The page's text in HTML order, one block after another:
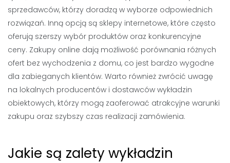
sprzedawców, którzy doradzą w wyborze odpowiednich
rozwiązań. Inną opcją są sklepy internetowe, które często
oferują szerszy wybór produktów oraz konkurencyjne
ceny. Zakupy online dają możliwość porównania różnych
ofert bez wychodzenia z domu, co jest bardzo wygodne
dla zabieganych klientów. Warto również zwrócić uwagę
na lokalnych producentów i dostawców wykładzin
obiektowych, którzy mogą zaoferować atrakcyjne warunki
zakupu oraz szybszy czas realizacji zamówienia.
Jakie są zalety wykładzin